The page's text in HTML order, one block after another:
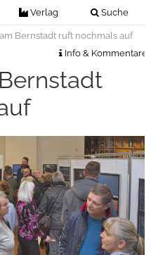
Verlag Suche
Bernstadt ruft nochmals auf
Info & Kommentare